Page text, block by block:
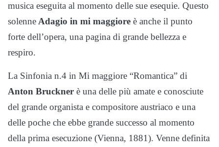
musica eseguita al momento delle sue esequie. Questo
solenne Adagio in mi maggiore è anche il punto
forte dell’opera, una pagina di grande bellezza e
respiro.
La Sinfonia n.4 in Mi maggiore “Romantica” di
Anton Bruckner è una delle più amate e conosciute
del grande organista e compositore austriaco e una
delle poche che ebbe grande successo al momento
della prima esecuzione (Vienna, 1881). Venne definita